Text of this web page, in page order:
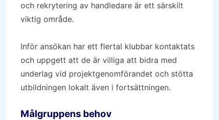
och rekrytering av handledare är ett särskilt
viktig område.
Inför ansökan har ett flertal klubbar kontaktats
och uppgett att de är villiga att bidra med
underlag vid projektgenomförandet och stötta
utbildningen lokalt även i fortsättningen.
Målgruppens behov